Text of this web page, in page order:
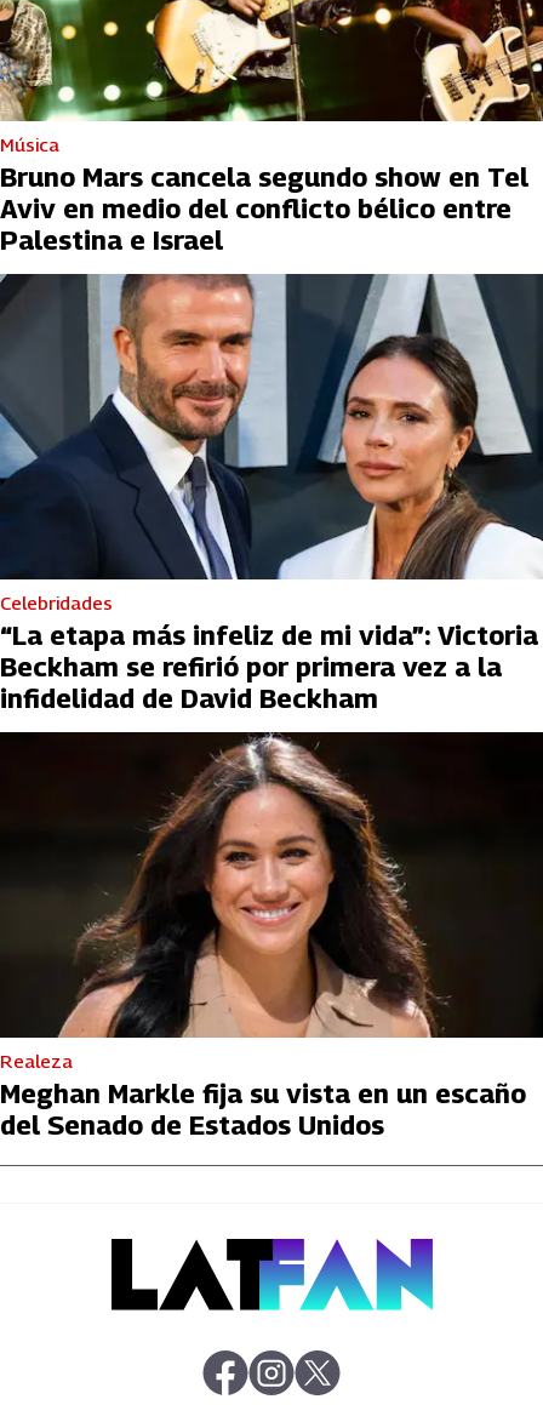
Música
Bruno Mars cancela segundo show en Tel
Aviv en medio del conflicto bélico entre
Palestina e Israel
Celebridades
“La etapa más infeliz de mi vida”: Victoria
Beckham se refirió por primera vez a la
infidelidad de David Beckham
Realeza
Meghan Markle fija su vista en un escaño
del Senado de Estados Unidos
abre en nueva pestaña
abre en nueva pestaña